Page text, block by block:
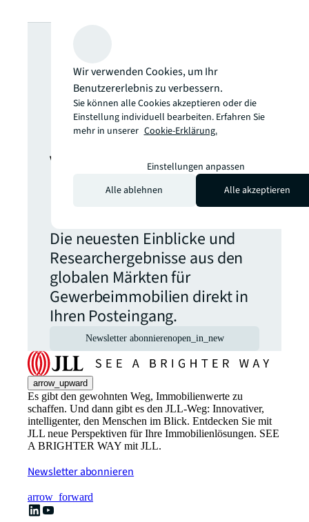
nach weiteren
Einblicken?
Verpassen Sie
nie ein Update.
Die neuesten Einblicke und
Researchergebnisse aus den
globalen Märkten für
Gewerbeimmobilien direkt in
Ihren Posteingang.
Newsletter abonnierenopen_in_new
arrow_upward
Es gibt den gewohnten Weg, Immobilienwerte zu
schaffen. Und dann gibt es den JLL-Weg: Innovativer,
intelligenter, den Menschen im Blick. Entdecken Sie mit
JLL neue Perspektiven für Ihre Immobilienlösungen. SEE
A BRIGHTER WAY mit JLL.
Newsletter abonnieren
arrow_forward
Wir verwenden Cookies, um Ihr
Benutzererlebnis zu verbessern.
Sie können alle Cookies akzeptieren oder die
Einstellung individuell bearbeiten. Erfahren Sie
mehr in unserer Cookie-Erklärung.
Einstellungen anpassen
Alle ablehnen
Alle akzeptieren